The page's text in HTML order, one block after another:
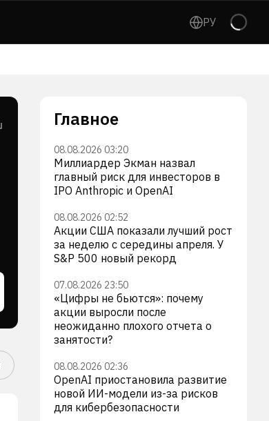
РУ
Главное
08.08.2026 03:20
Миллиардер Экман назвал
главный риск для инвесторов в
IPO Anthropic и OpenAI
08.08.2026 02:52
Акции США показали лучший рост
за неделю с середины апреля. У
S&P 500 новый рекорд
07.08.2026 23:50
«Цифры не бьются»: почему
акции выросли после
неожиданно плохого отчета о
занятости?
08.08.2026 02:36
OpenAI приостановила развитие
новой ИИ-модели из-за рисков
для кибербезопасности